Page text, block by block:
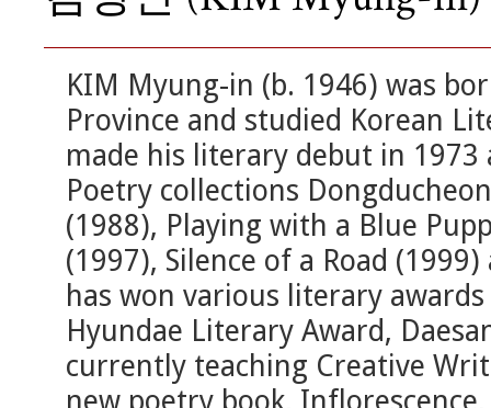
KIM Myung-in (b. 1946) was
Province and studied Korean
made his literary debut in
Poetry collections
(1988), Playing with a Blue
(1997), Silence of a Road
has won various literary
Hyundae Literary Award,
currently teaching Creative
new poetry book,